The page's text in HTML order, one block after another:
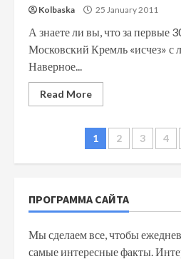
Kolbaska 25 January 2011
А знаете ли вы, что за первые
Московский Кремль «исчез» с
Наверное...
Read More
Posts
1 2 3 4
ПРОГРАММА САЙТА
Мы сделаем все, чтобы
самые интересные факты.